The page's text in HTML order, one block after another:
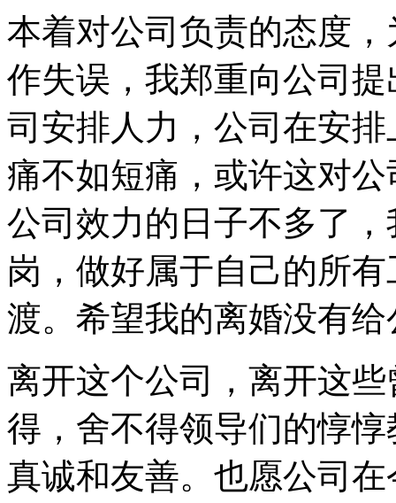
本着对公司负责的态度
作失误，我郑重向公司
司安排人力，公司在安
痛不如短痛，或许这对
公司效力的日子不多了
岗，做好属于自己的所
渡。希望我的离婚没有
离开这个公司，离开这
得，舍不得领导们的惇
真诚和友善。也愿公司